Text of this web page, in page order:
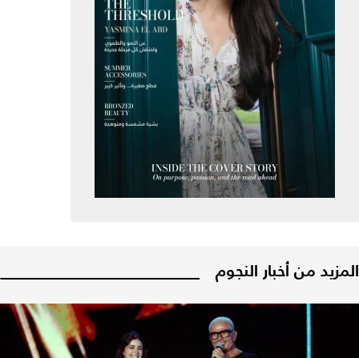
المزيد من أخبار النجوم